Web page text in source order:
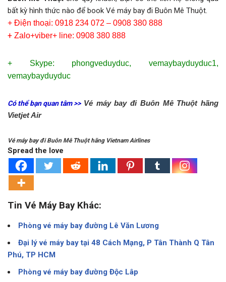
bất kỳ hình thức nào để book Vé máy bay đi Buôn Mê Thuột.
+ Điện thoại: 0918 234 072 – 0908 380 888
+ Zalo+viber+ line: 0908 380 888
+ Skype: phongveduyduc, vemaybayduyduc1,
vemaybayduyduc
Có thể bạn quan tâm >> Vé máy bay đi Buôn Mê Thuột hãng
Vietjet Air
Vé máy bay đi Buôn Mê Thuột hãng Vietnam Airlines
Spread the love
Tin Vé Máy Bay Khác:
Phòng vé máy bay đường Lê Văn Lương
Đại lý vé máy bay tại 48 Cách Mạng, P Tân Thành Q Tân
Phú, TP HCM
Phòng vé máy bay đường Độc Lâp